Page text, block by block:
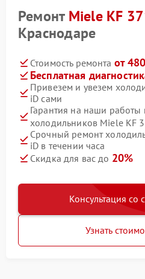
Ремонт Miele KF
Краснодаре
Стоимость ремонта от
Бесплатная
Привезем и увезем
iD сами
Гарантия на наши работы
холодильников Miele KF
Срочный ремонт
iD в течении часа
Скидка для вас до 20%
Консультация со
Узнать